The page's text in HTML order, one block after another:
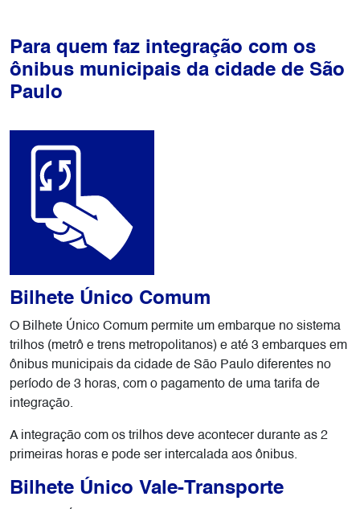
Para quem faz integração com os
ônibus municipais da cidade de São
Paulo
Bilhete Único Comum
O Bilhete Único Comum permite um embarque no sistema
trilhos (metrô e trens metropolitanos) e até 3 embarques em
ônibus municipais da cidade de São Paulo diferentes no
período de 3 horas, com o pagamento de uma tarifa de
integração.
A integração com os trilhos deve acontecer durante as 2
primeiras horas e pode ser intercalada aos ônibus.
Bilhete Único Vale-Transporte